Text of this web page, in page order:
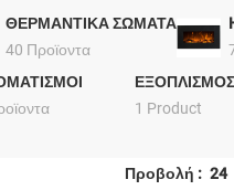
ΘΕΡΜΑΝΤΙΚΑ ΣΩΜΑΤΑ
40 Προϊοντα
ΕΞΟΠΛΙΣΜΟΣ
1 Product
Προβολή 24